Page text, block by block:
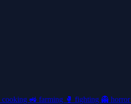
cooking 🚜 farming 🥊 fighting 👻 horror